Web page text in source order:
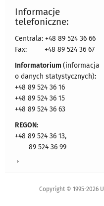
Informacje
telefoniczne:
Centrala: +48 89 524 36 66
Fax:
+48 89 524 36 67
Informatorium (informacja
o danych statystycznych):
+48 89 524 36 16
+48 89 524 36 15
+48 89 524 36 63
REGON:
+48 89 524 36 13,
89 524 36 99
Copyright © 1995-2026